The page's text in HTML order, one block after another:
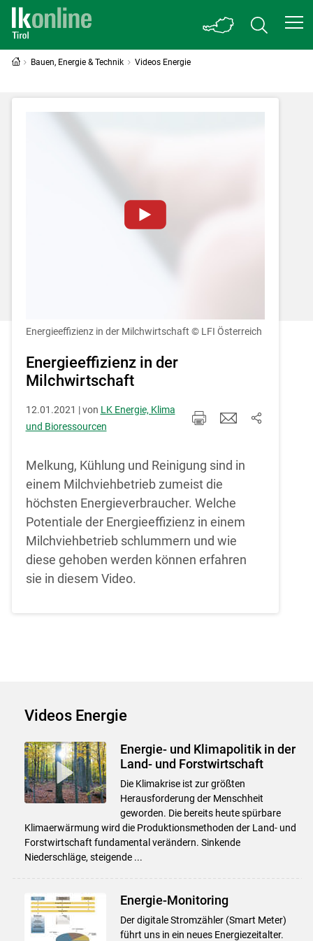
Bauen, Energie & Technik Videos Energie
Einstellungen jederzeit einsehen und
korrigieren
Cookies Einstellungen
Energieeffizienz in der Milchwirtschaft © LFI Österreich
Energieeffizienz in der
Milchwirtschaft
12.01.2021 | von LK Energie, Klima
und Bioressourcen
Melkung, Kühlung und Reinigung sind in
einem Milchviehbetrieb zumeist die
höchsten Energieverbraucher. Welche
Potentiale der Energieeffizienz in einem
Milchviehbetrieb schlummern und wie
diese gehoben werden können erfahren
sie in diesem Video.
Videos Energie
Energie- und Klimapolitik in der
Land- und Forstwirtschaft
Die Klimakrise ist zur größten
Herausforderung der Menschheit
geworden. Die bereits heute spürbare
Klimaerwärmung wird die Produktionsmethoden der Land- und
Forstwirtschaft fundamental verändern. Sinkende
Niederschläge, steigende ...
Energie-Monitoring
Der digitale Stromzähler (Smart Meter)
führt uns in ein neu­es Energiezeitalter.